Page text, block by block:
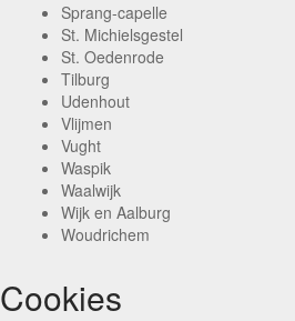
Sprang-capelle
St. Michielsgestel
St. Oedenrode
Tilburg
Udenhout
Vlijmen
Vught
Waspik
Waalwijk
Wijk en Aalburg
Woudrichem
Cookies